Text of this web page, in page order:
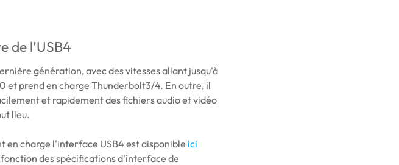
de l’USB4
génération, avec des vitesses allant jusqu'à
et prend en charge Thunderbolt3/4. En outre, il
et rapidement des fichiers audio et vidéo
lieu.
en charge l'interface USB4 est disponible ici
des spécifications d'interface de